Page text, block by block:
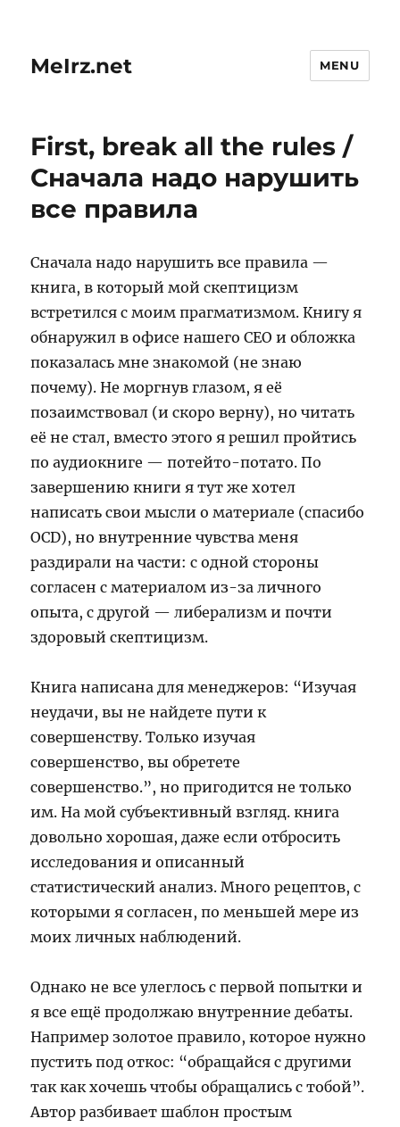
MeIrz.net MENU
First, break all the rules /
Сначала надо нарушить
все правила
Сначала надо нарушить все правила —
книга, в который мой скептицизм
встретился с моим прагматизмом. Книгу я
обнаружил в офисе нашего CEO и обложка
показалась мне знакомой (не знаю
почему). Не моргнув глазом, я её
позаимствовал (и скоро верну), но читать
её не стал, вместо этого я решил пройтись
по аудиокниге — потейто-потато. По
завершению книги я тут же хотел
написать свои мысли о материале (спасибо
OCD), но внутренние чувства меня
раздирали на части: с одной стороны
согласен с материалом из-за личного
опыта, с другой — либерализм и почти
здоровый скептицизм.
Книга написана для менеджеров: “Изучая
неудачи, вы не найдете пути к
совершенству. Только изучая
совершенство, вы обретете
совершенство.”, но пригодится не только
им. На мой субъективный взгляд. книга
довольно хорошая, даже если отбросить
исследования и описанный
статистический анализ. Много рецептов, с
которыми я согласен, по меньшей мере из
моих личных наблюдений.
Однако не все улеглось с первой попытки и
я все ещё продолжаю внутренние дебаты.
Например золотое правило, которое нужно
пустить под откос: “обращайся с другими
так как хочешь чтобы обращались с тобой”.
Автор разбивает шаблон простым